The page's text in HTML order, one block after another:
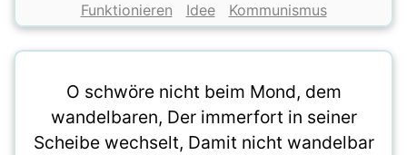
Funktionieren Idee Kommunismus
O schwöre nicht beim Mond, dem
wandelbaren, Der immerfort in seiner
Scheibe wechselt, Damit nicht wandelbar